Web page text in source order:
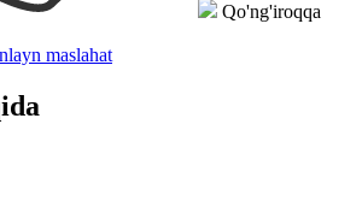
Qo'ng'iroqqa
maslahat